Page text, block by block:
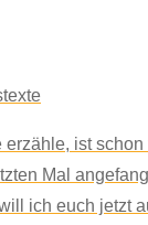
ist schon
Mal
ich euch jetzt